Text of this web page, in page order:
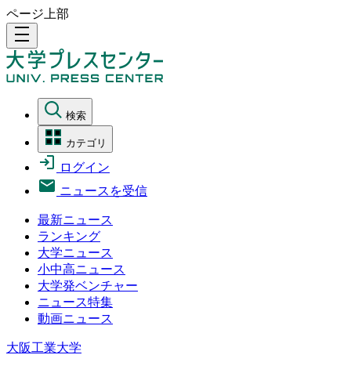
ページ上部
density_medium
検索
カテゴリ
ログイン
ニュースを受信
最新ニュース
ランキング
大学ニュース
小中高ニュース
大学発ベンチャー
ニュース特集
動画ニュース
大阪工業大学